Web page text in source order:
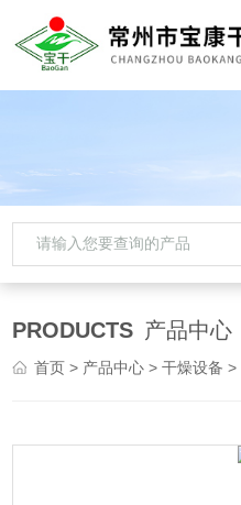
PRODUCTS 产品中心
首页 > 产品中心 >干燥设备 >